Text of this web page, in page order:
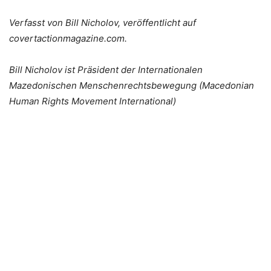
Verfasst von Bill Nicholov, veröffentlicht auf
covertactionmagazine.com.
Bill Nicholov ist Präsident der Internationalen
Mazedonischen Menschenrechtsbewegung (Macedonian
Human Rights Movement International)